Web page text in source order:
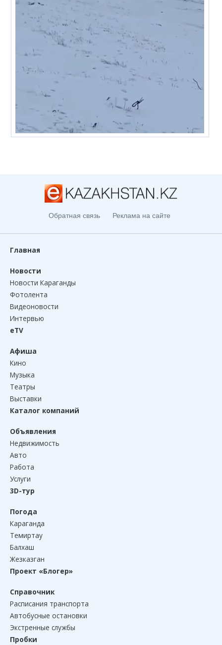
Обратная связь Реклама на сайте
Главная
Новости
Новости Караганды
Фотолента
Видеоновости
Интервью
eTV
Афиша
Кино
Музыка
Театры
Выставки
Каталог компаний
Объявления
Недвижимость
Авто
Работа
Услуги
3D-тур
Погода
Караганда
Темиртау
Балхаш
Жезказган
Проект «Блогер»
Справочник
Расписания транспорта
Автобусные остановки
Экстренные службы
Пробки